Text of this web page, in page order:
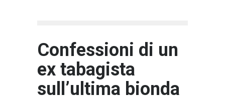
Confessioni di un
ex tabagista
sull’ultima bionda